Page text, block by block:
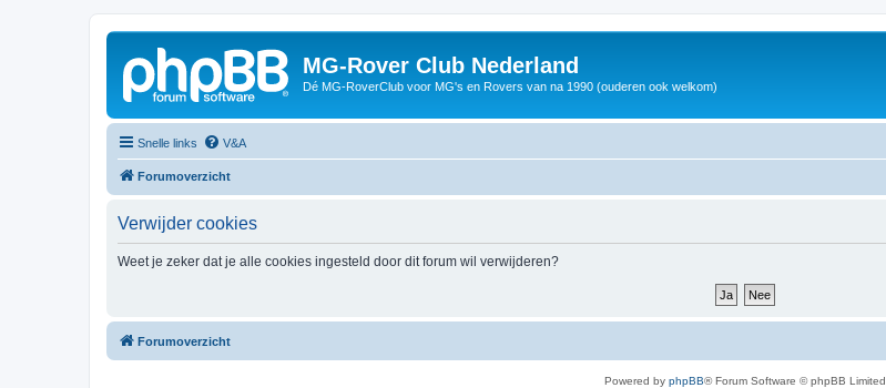
MG-Rover Club Nederland
Dé MG-RoverClub voor MG's en Rovers van na 1990 (ouderen ook welkom)
Snelle links V&A
Forumoverzicht
Verwijder cookies
Weet je zeker dat je alle cookies ingesteld door dit forum wil verwijderen?
Forumoverzicht
Powered by phpBB® Forum Software © phpBB Limited